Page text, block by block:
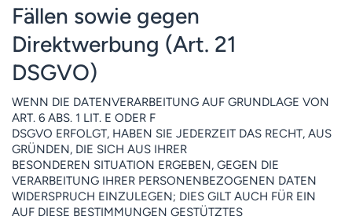
Fällen sowie gegen
Direktwerbung (Art. 21
DSGVO)
WENN DIE DATENVERARBEITUNG AUF GRUNDLAGE VON
ART. 6 ABS. 1 LIT. E ODER F
DSGVO ERFOLGT, HABEN SIE JEDERZEIT DAS RECHT, AUS
GRÜNDEN, DIE SICH AUS IHRER
BESONDEREN SITUATION ERGEBEN, GEGEN DIE
VERARBEITUNG IHRER PERSONENBEZOGENEN DATEN
WIDERSPRUCH EINZULEGEN; DIES GILT AUCH FÜR EIN
AUF DIESE BESTIMMUNGEN GESTÜTZTES